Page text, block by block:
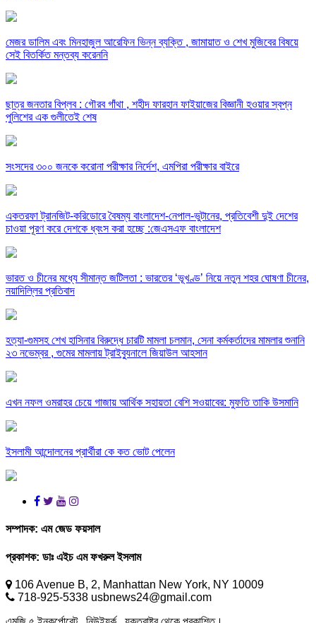
মেজর ডালিম এবং মিনহাজুল আরেফিন ভিন্ন ব্যক্তি , জামায়াত ও শেখ মুজিবের বিষয়ে
সেই বিতর্কিত মন্তব্য করেননি
ছাত্র জনতার বিপ্লব : গৌরব গাঁথা , শহীদ ফারহান ফাইয়াজের বিজ্ঞানী হওয়ার স্বপ্ন
পুলিশের এক গুলীতেই শেষ
সংসদের ৩০০ জনকে করোনা পরীক্ষার নির্দেশ, এমপিরা পরীক্ষার বাইরে
একতরফা ট্রানজিট-করিডোরে বৈষম্য বাংলাদেশ-নেপাল-ভুটানের, প্রতিবেশী দুই দেশের
চাওয়া পূরণ করে দেশকে ধ্বংস করা হচ্ছে :জেএসএফ বাংলাদেশ
ভারত ও চীনের মধ্যে সীমান্ত জটিলতা : ভারতের ‘ভূখণ্ড’ নিয়ে নতুন শহর ঘোষণা চীনের,
নয়াদিল্লির প্রতিবাদ
হত্যা-গুমসহ শেখ হাসিনার বিরুদ্ধে চারটি মামলা চলমান, সেনা কর্মকর্তাদের মামলার শুনানি
২৩ নভেম্বর , গুমের মামলায় ট্রাইব্যুনালে জিয়াউল আহসান
এখন নফল ওমরাহর চেয়ে গাজায় আর্থিক সহায়তা বেশি সওয়াবের: মুফতি তাকি উসমানি
ইসলামী আন্দোলনের প্রার্থীরা কে কত ভোট পেলেন
সম্পাদক: এম জেড ফয়সাল
প্রকাশক: ডাঃ এইচ এম ফখরুল ইসলাম
106 Avenue B, 2, Manhattan New York, NY 10009
718-925-5338 usbnews24@gmail.com